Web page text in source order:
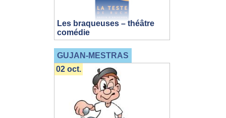
Les braqueuses – théâtre
comédie
GUJAN-MESTRAS
02 oct.